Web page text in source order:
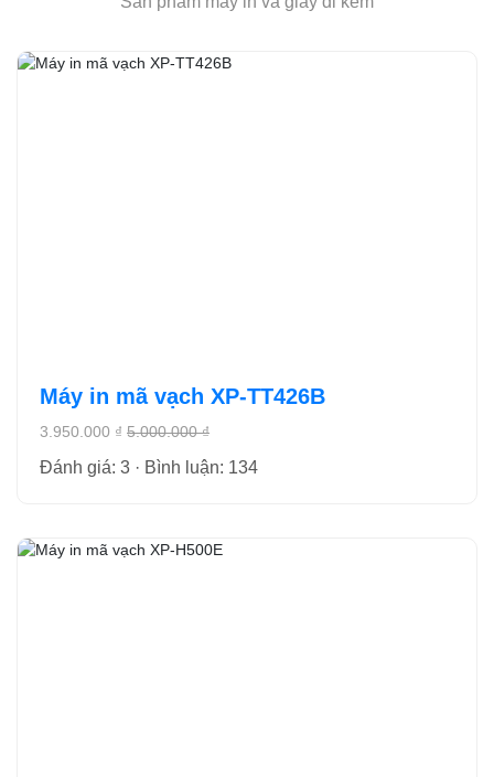
Máy in mã vạch XP-TT426B
3.950.000 ₫ 5.000.000 ₫
Đánh giá: 3 · Bình luận: 134